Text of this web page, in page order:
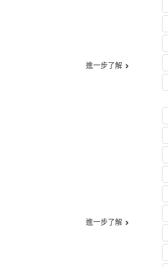
進一步了解
進一步了解